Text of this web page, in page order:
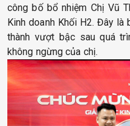
công bố bổ nhiệm Chị Vũ
Kinh doanh Khối H2. Đây
thành vượt bậc sau quá
không ngừng của chị.